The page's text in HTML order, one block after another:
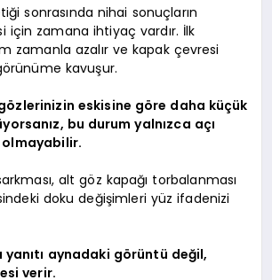
sonrasında nihai sonuçların
için zamana ihtiyaç vardır. İlk
zamanla azalır ve kapak çevresi
kavuşur.
eskisine göre daha küçük
bu durum yalnızca açı
olmayabilir.
alt göz kapağı torbalanması
doku değişimleri yüz ifadenizi
yanıtı aynadaki görüntü değil,
verir.